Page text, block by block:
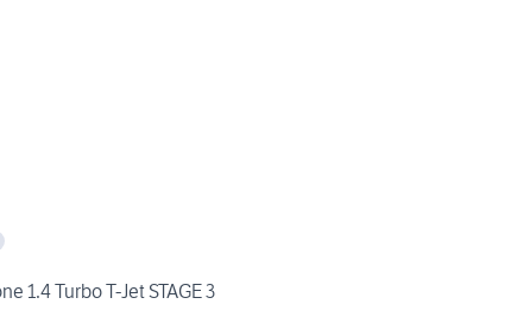
1.4 Turbo T-Jet STAGE 3